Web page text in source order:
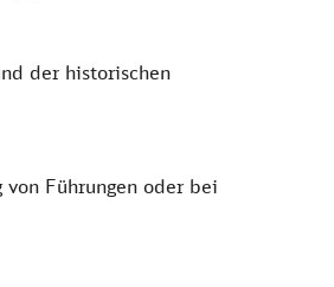
der historischen
Führungen oder bei